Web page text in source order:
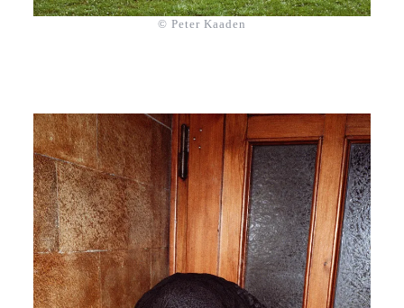
© Peter Kaaden